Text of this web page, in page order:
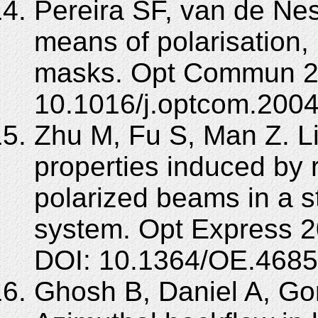
Pereira SF, van de
means of
masks. Opt Commun
10.1016/
Zhu M, Fu S, Man Z.
properties induced by
polarized beams in a
system. Opt Express
DOI: 10.1364/
Ghosh B, Daniel A,